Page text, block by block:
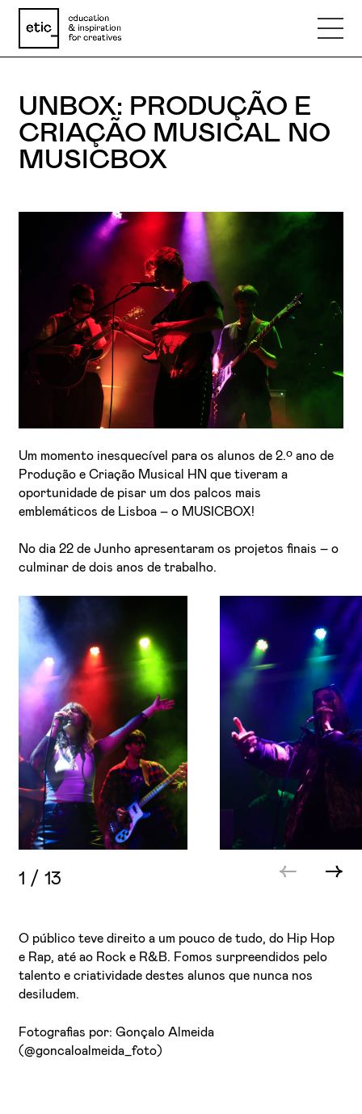
Nome
Email
Mensagem
Aceito receber emails sobre novidades da ETIC
UNBOX: PRODUÇÃO E
CRIAÇÃO MUSICAL NO
MUSICBOX
Um momento inesquecível para os alunos de 2.º ano de
Produção e Criação Musical HN que tiveram a
oportunidade de pisar um dos palcos mais
emblemáticos de Lisboa – o MUSICBOX!
No dia 22 de Junho apresentaram os projetos finais – o
culminar de dois anos de trabalho.
1 /13
O público teve direito a um pouco de tudo, do Hip Hop
e Rap, até ao Rock e R&B. Fomos surpreendidos pelo
talento e criatividade destes alunos que nunca nos
desiludem.
Fotografias por: Gonçalo Almeida
(@goncaloalmeida_foto)